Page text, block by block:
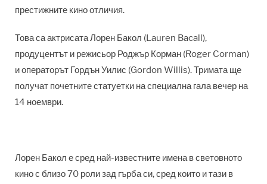
престижните кино отличия.
Това са актрисата Лорен Бакол (Lauren Bacall),
продуцентът и режисьор Роджър Корман (Roger Corman)
и операторът Гордън Уилис (Gordon Willis). Тримата ще
получат почетните статуетки на специална гала вечер на
14 ноември.
Лорен Бакол е сред най-известните имена в световното
кино с близо 70 роли зад гърба си, сред които и тази в